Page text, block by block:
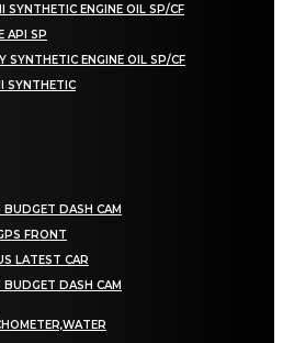
SYNTHETIC ENGINE OIL SP/CF
API SP
SYNTHETIC ENGINE OIL SP/CF
SYNTHETIC
DASH CAM
FRONT
LATEST CAR
DASH CAM